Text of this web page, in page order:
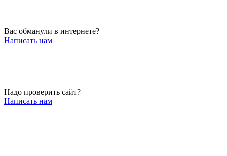
Вас обманули в интернете?
Написать нам
Надо проверить сайт?
Написать нам